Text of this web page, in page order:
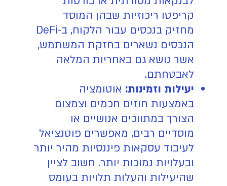
קריפטו ריכוזיות שבהן המוסד
מחזיק בנכסים עבור הלקוח, ב-DeFi
הנכסים נשארים בחזקת המשתמש,
אשר נושא גם באחריות המלאה
לאבטחתם.
יעילות וזמינות: אוטומציה
באמצעות חוזים חכמים וצמצום
הצורך במתווכים אנושיים או
מוסדיים רבים, מאפשרים פוטנציאל
לעיבוד עסקאות פיננסיות מהיר יותר
ובעלויות נמוכות יותר. חשוב לציין
שהיעילות והעלות תלויות בעומס